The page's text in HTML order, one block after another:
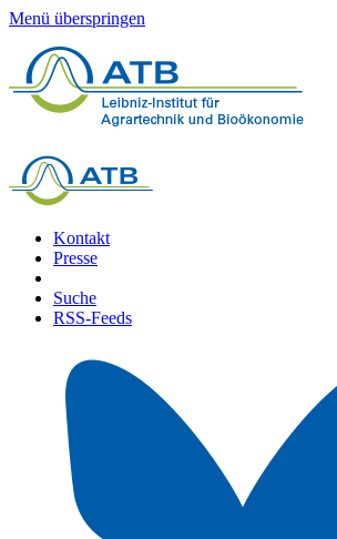
Menü überspringen
Kontakt
Presse
Suche
RSS-Feeds